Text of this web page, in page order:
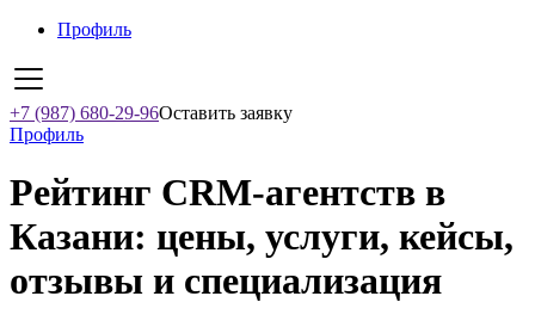
Профиль
+7 (987) 680-29-96Оставить заявку
Профиль
Рейтинг CRM-агентств в
Казани: цены, услуги, кейсы,
отзывы и специализация